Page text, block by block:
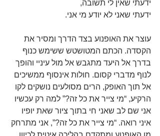
ידעתי שאין לי תשובה,
ידעתי שאני לא יודע מי אני.
עוצר את האופנוע בצד הדרך ומסיר את
הקסדה. הכתם המטושטש ששימש כנוף
בדרך אל היעד מתגבש אל מול עיניי והופך
לנוף מדברי קסום. חולות אינסוף ממשיכים
אל תוך האופק, הרים מסולעים נושקים לקו
הרקיע, “מי צייר את כל זה?” למה רק עכשיו
אני שם לב שאני חי בתוך ציור שאת יופיו
איני רואה. “מי צייר את כל זה?”, אני מתרחק